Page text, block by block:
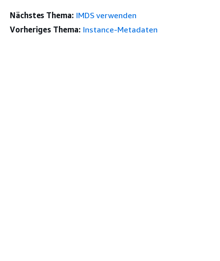
Nächstes Thema: IMDS verwenden
Vorheriges Thema: Instance-Metadaten